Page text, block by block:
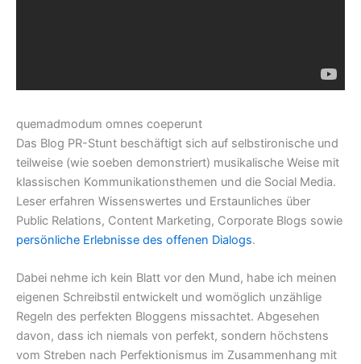
quemadmodum omnes coeperunt
Das Blog PR-Stunt beschäftigt sich auf selbstironische und
teilweise (wie soeben demonstriert) musikalische Weise mit
klassischen Kommunikationsthemen und die Social Media.
Leser erfahren Wissenswertes und Erstaunliches über
Public Relations, Content Marketing, Corporate Blogs sowie
persönliche Erlebnisse des offenen Dialogs.
Dabei nehme ich kein Blatt vor den Mund, habe ich meinen
eigenen Schreibstil entwickelt und womöglich unzählige
Regeln des perfekten Bloggens missachtet. Abgesehen
davon, dass ich niemals von perfekt, sondern höchstens
vom Streben nach Perfektionismus im Zusammenhang mit